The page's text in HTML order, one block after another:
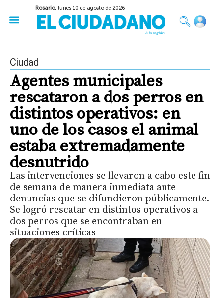
Rosario,lunes 10 de agosto de 2026
Ciudad
Agentes municipales
rescataron a dos perros en
distintos operativos: en
uno de los casos el animal
estaba extremadamente
desnutrido
Las intervenciones se llevaron a cabo este fin
de semana de manera inmediata ante
denuncias que se difundieron públicamente.
Se logró rescatar en distintos operativos a
dos perros que se encontraban en
situaciones críticas